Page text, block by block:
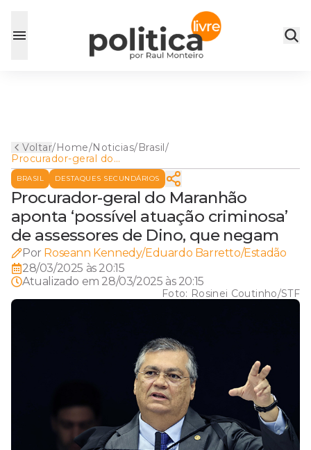
Voltar/Home/Noticias/Brasil/
Procurador-geral do
Maranhão aponta ‘possível
atuação criminosa’ de
assessores de Dino, que
negam
BRASIL DESTAQUES SECUNDÁRIOS
Procurador-geral do Maranhão
aponta ‘possível atuação criminosa’
de assessores de Dino, que negam
Por Roseann Kennedy/Eduardo Barretto/Estadão
28/03/2025 às 20:15
Atualizado em 28/03/2025 às 20:15
Foto: Rosinei Coutinho/STF